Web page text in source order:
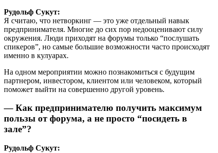
Рудольф Сукут:
Я считаю, что нетворкинг — это уже отдельный навык
предпринимателя. Многие до сих пор недооценивают силу
окружения. Люди приходят на форумы только “послушать
спикеров”, но самые большие возможности часто происходят
именно в кулуарах.
На одном мероприятии можно познакомиться с будущим
партнером, инвестором, клиентом или человеком, который
поможет выйти на совершенно другой уровень.
— Как предпринимателю получить максимум
пользы от форума, а не просто “посидеть в
зале”?
Рудольф Сукут: